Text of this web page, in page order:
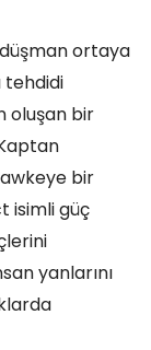
ortaya
tehdidi
oluşan bir
bir
isimli güç
yanlarını